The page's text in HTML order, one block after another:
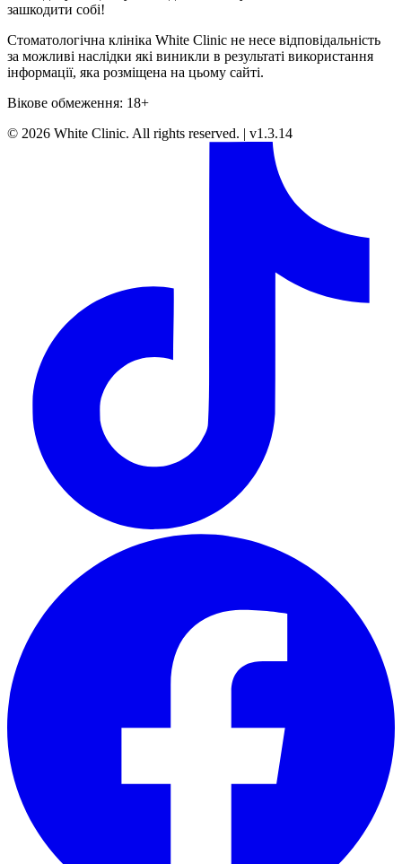
зашкодити собі!
Стоматологічна клініка White Clinic не несе відповідальність
за можливі наслідки які виникли в результаті використання
інформації, яка розміщена на цьому сайті.
Вікове обмеження: 18+
© 2026 White Clinic. All rights reserved. | v1.3.14